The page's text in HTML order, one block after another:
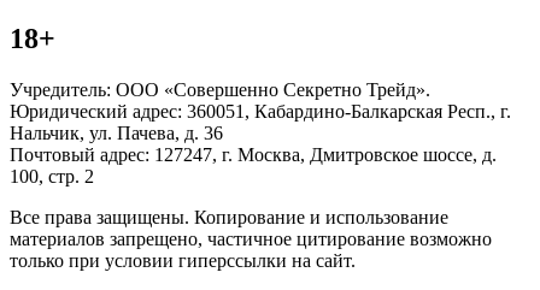
18+
Учредитель: ООО «Совершенно Секретно Трейд».
Юридический адрес: 360051, Кабардино-Балкарская Респ., г.
Нальчик, ул. Пачева, д. 36
Почтовый адрес: 127247, г. Москва, Дмитровское шоссе, д.
100, стр. 2
Все права защищены. Копирование и использование
материалов запрещено, частичное цитирование возможно
только при условии гиперссылки на сайт.